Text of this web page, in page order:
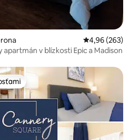
Priemerné
4,96 (263)
v blízkosti Epic a Madison
hosťami